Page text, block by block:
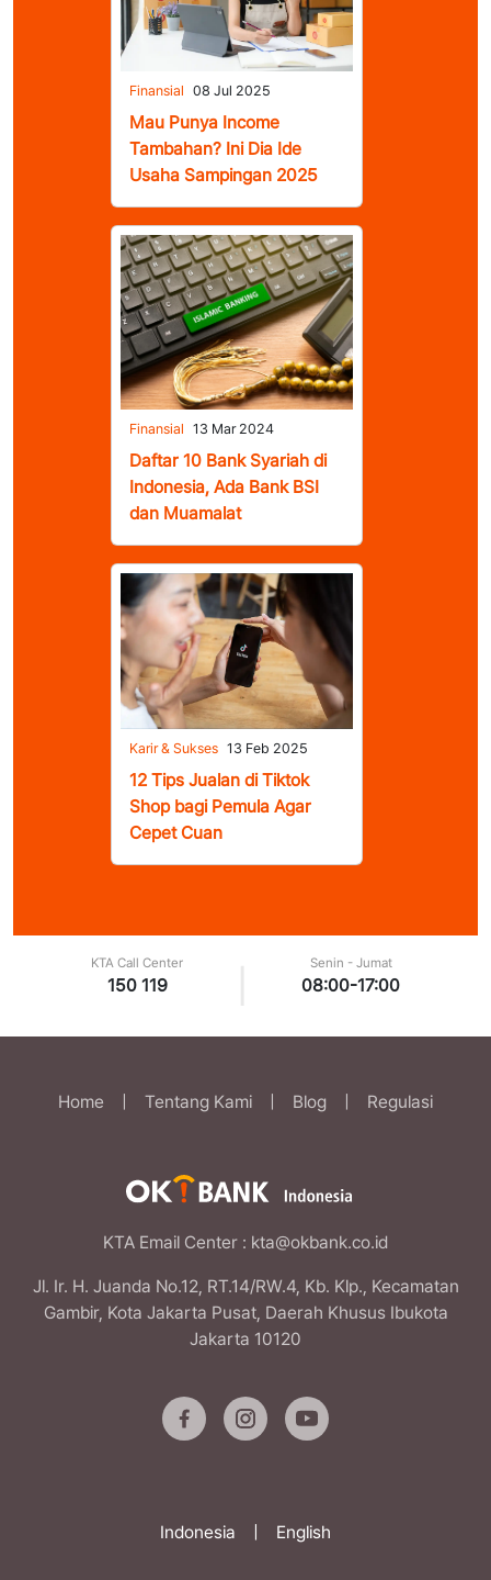
Finansial 08 Jul 2025
Mau Punya Income
Tambahan? Ini Dia Ide
Usaha Sampingan 2025
Finansial 13 Mar 2024
Daftar 10 Bank Syariah di
Indonesia, Ada Bank BSI
dan Muamalat
Karir & Sukses 13 Feb 2025
12 Tips Jualan di Tiktok
Shop bagi Pemula Agar
Cepet Cuan
KTA Call Center
150 119
Senin - Jumat
08:00-17:00
Home Tentang Kami Blog Regulasi
KTA Email Center : kta@okbank.co.id
Jl. Ir. H. Juanda No.12, RT.14/RW.4, Kb. Klp., Kecamatan
Gambir, Kota Jakarta Pusat, Daerah Khusus Ibukota
Jakarta 10120
Indonesia English